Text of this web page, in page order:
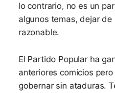
lo contrario, no es un
algunos temas, dejar
razonable.
El Partido Popular ha
anteriores comicios
gobernar sin ataduras.